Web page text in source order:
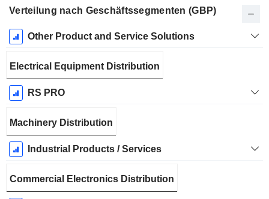
Verteilung nach Geschäftssegmenten (GBP)
Ende d.
Geschäftsjahres:
März
Other Product and Service Solutions
Electrical Equipment Distribution
RS PRO
Machinery Distribution
Industrial Products / Services
Commercial Electronics Distribution